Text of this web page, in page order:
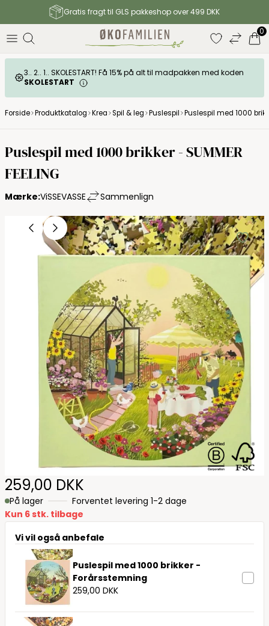
Gratis fragt til GLS pakkeshop over 499 DKK
0
3.. 2.. 1.. SKOLESTART! Få 15% på alt til madpakken med koden
SKOLESTART
Forside Produktkatalog Krea Spil & leg Puslespil Puslespil med 1000
Puslespil med 1000 brikker - SUMMER
FEELING
Mærke:ViSSEVASSE Sammenlign
259,00 DKK
På lager
Forventet levering 1-2 dage
Kun 6 stk. tilbage
Vi vil også anbefale
Puslespil med 1000 brikker -
Forårsstemning
259,00 DKK